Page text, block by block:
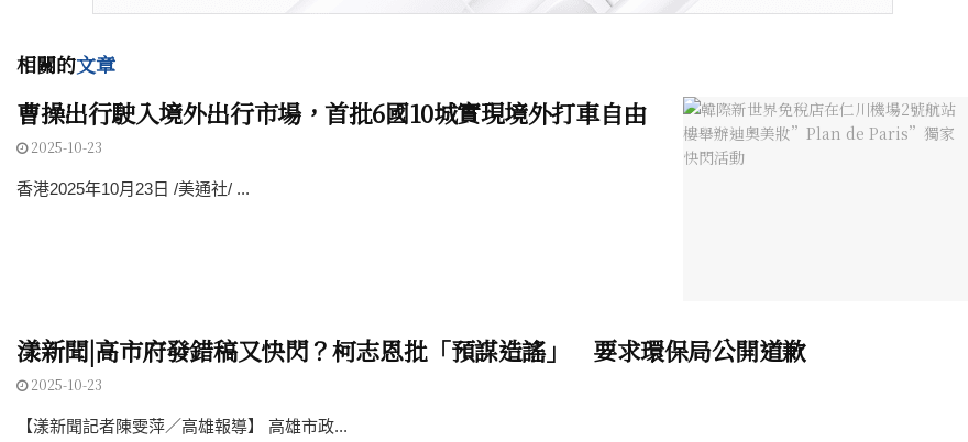
相關的文章
曹操出行駛入境外出行市場，首批6國10城實現境外打車自由
2025-10-23
香港2025年10月23日 /美通社/ ...
漾新聞|高市府發錯稿又快閃？柯志恩批「預謀造謠」 要求環保局公開道歉
2025-10-23
【漾新聞記者陳雯萍／高雄報導】 高雄市政...